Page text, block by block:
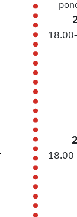
18.00
18.00